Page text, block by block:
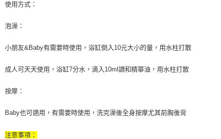
每筆NT$60，滿NT$1,000(含以上)免運費
宅配
使用方式：
泡澡：
小朋友&Baby有需要時使用，浴缸倒入10元大小的量，用水柱打散
成人可天天使用，浴缸7分水，滴入10ml調和精華油，用水柱打散
按摩：
Baby也可適用，有需要時使用，洗完澡後全身按摩尤其前胸後背
注意事項：